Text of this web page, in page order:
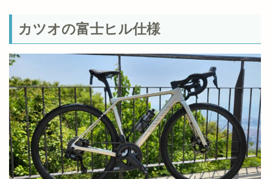
カツオの富士ヒル仕様